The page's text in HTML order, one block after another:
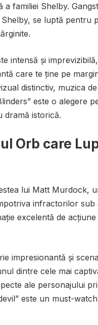
familiei Shelby.
se luptă pentru
intensă și
care te ține pe
distinctiv, muzica
este o alegere
dramă istorică.
Orb care
lui Matt Murdock,
infractorilor sub
excelentă de
impresionantă și
dintre cele mai
ale personajului
este un must-